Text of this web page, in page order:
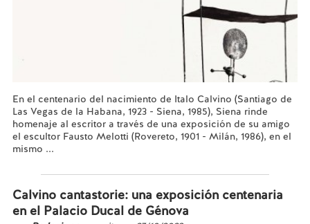
En el centenario del nacimiento de Italo Calvino (Santiago de
Las Vegas de la Habana, 1923 - Siena, 1985), Siena rinde
homenaje al escritor a través de una exposición de su amigo
el escultor Fausto Melotti (Rovereto, 1901 - Milán, 1986), en el
mismo ...
Calvino cantastorie: una exposición centenaria
en el Palacio Ducal de Génova